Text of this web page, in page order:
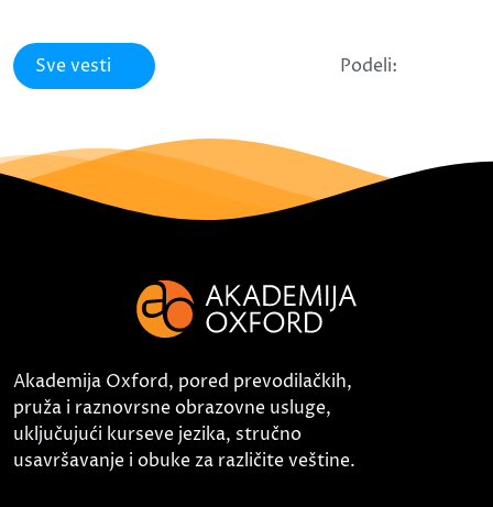
Sve vesti Podeli:
Akademija Oxford, pored prevodilačkih,
pruža i raznovrsne obrazovne usluge,
uključujući kurseve jezika, stručno
usavršavanje i obuke za različite veštine.